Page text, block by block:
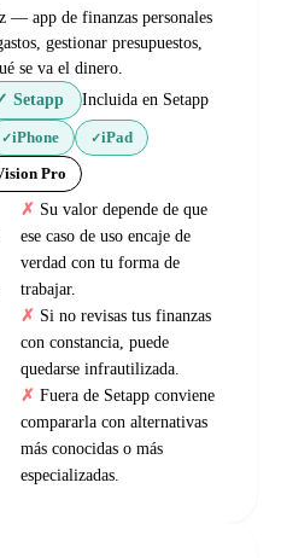
— app de finanzas personales
gestionar presupuestos,
se va el dinero.
Setapp Incluida en Setapp
✓iPhone ✓iPad
Pro
Su valor depende de que
ese caso de uso encaje de
verdad con tu forma de
trabajar.
Si no revisas tus finanzas
con constancia, puede
quedarse infrautilizada.
Fuera de Setapp conviene
compararla con alternativas
más conocidas o más
especializadas.